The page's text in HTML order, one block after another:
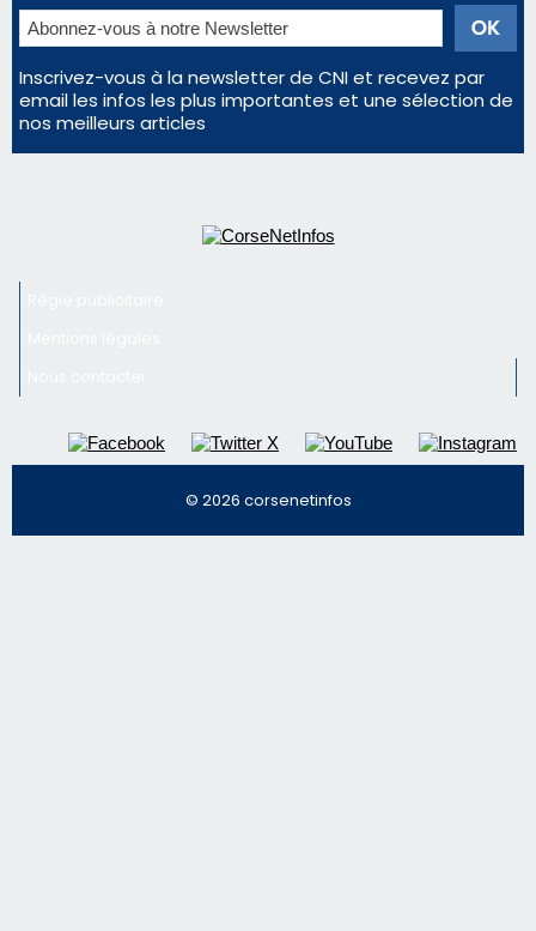
La gendarmerie alerte les restaurateurs corses
face à une nouvelle escroquerie au faux vendeur de
vin
En Corse, un début de saison marqué par une
consommation en recul dans les restaurants
nos meilleurs articles